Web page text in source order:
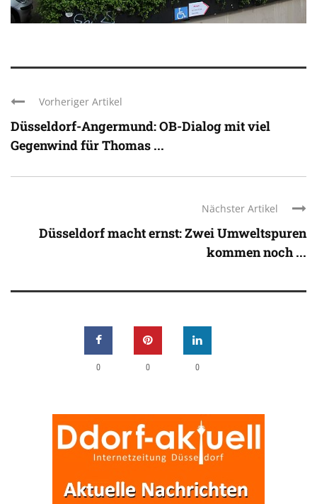
Vorheriger Artikel
Düsseldorf-Angermund: OB-Dialog mit viel
Gegenwind für Thomas ...
Nächster Artikel
Düsseldorf macht ernst: Zwei Umweltspuren
kommen noch ...
0 0 0